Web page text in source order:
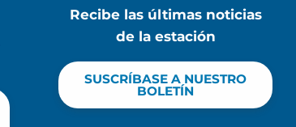
Recibe las últimas noticias
de la estación
SUSCRÍBASE A NUESTRO
BOLETÍN